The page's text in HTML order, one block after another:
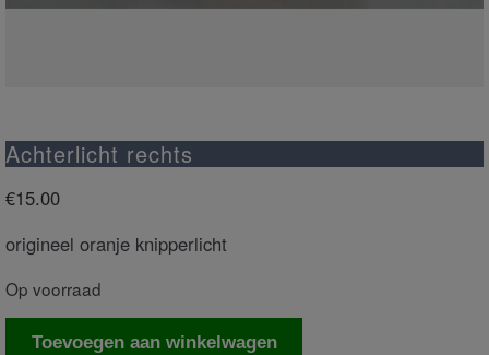
Achterlicht rechts
€15.00
origineel oranje knipperlicht
Op voorraad
Achterlicht
Toevoegen aan winkelwagen